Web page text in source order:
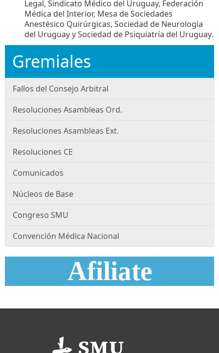
Legal, Sindicato Médico del Uruguay, Federación
Médica del Interior, Mesa de Sociedades
Anestésico Quirúrgicas, Sociedad de Neurología
del Uruguay y Sociedad de Psiquiatría del Uruguay.
Gremiales
Fallos del Consejo Arbitral
Resoluciones Asambleas Ord.
Resoluciones Asambleas Ext.
Resoluciones CE
Comunicados
Núcleos de Base
Congreso SMU
Convención Médica Nacional
Afiliate